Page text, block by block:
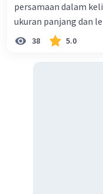
persamaan dalam
ukuran panjang dan
38 5.0